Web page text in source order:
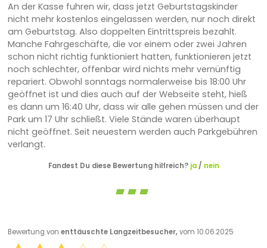
An der Kasse fuhren wir, dass jetzt Geburtstagskinder
nicht mehr kostenlos eingelassen werden, nur noch direkt
am Geburtstag. Also doppelten Eintrittspreis bezahlt.
Manche Fahrgeschäfte, die vor einem oder zwei Jahren
schon nicht richtig funktioniert hatten, funktionieren jetzt
noch schlechter, offenbar wird nichts mehr vernünftig
repariert. Obwohl sonntags normalerweise bis 18:00 Uhr
geöffnet ist und dies auch auf der Webseite steht, hieß
es dann um 16:40 Uhr, dass wir alle gehen müssen und der
Park um 17 Uhr schließt. Viele Stände waren überhaupt
nicht geöffnet. Seit neuestem werden auch Parkgebühren
verlangt.
Fandest Du diese Bewertung hilfreich? ja/ nein
Bewertung von enttäuschte Langzeitbesucher,vom 10.06.2025